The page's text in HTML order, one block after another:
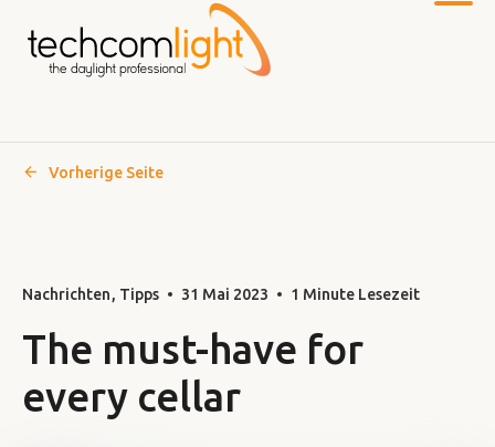
Zum
Vorherige Seite
Nachrichten Tipps 31 Mai 2023 1 Minute Lesezeit
The must-have for
every cellar